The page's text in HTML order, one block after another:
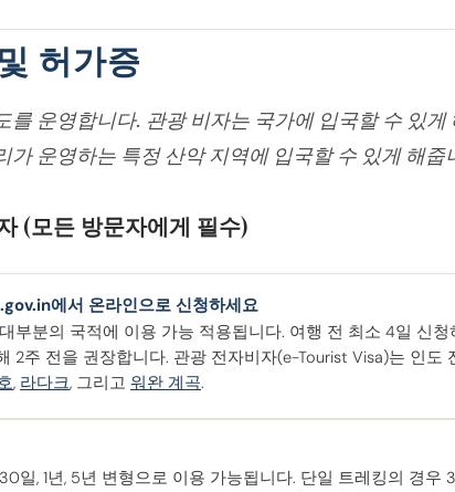
허가증
를 운영합니다. 관광 비자는 국가에 입국할 수 있게
가 운영하는 특정 산악 지역에 입국할 수 있게 해줍
(모든 방문자에게 필수)
에서 온라인으로 신청하세요
부분의 국적에 이용 가능 적용됩니다. 여행 전 최소 4일 신
2주 전을 권장합니다. 관광 전자비자(e-Tourist Visa)는 인도
, 라다크, 그리고 워완 계곡.
일, 1년, 5년 변형으로 이용 가능됩니다. 단일 트레킹의 경우